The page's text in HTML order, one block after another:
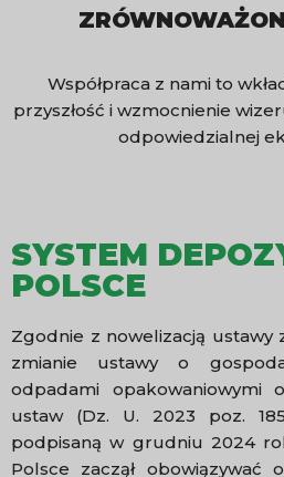
Współpraca z nami to
przyszłość i wzmocnienie
odpowiedzialnej
SYSTEM
POLSCE
Zgodnie z nowelizacją ustawy
zmianie ustawy o
odpadami opakowaniowymi
ustaw (Dz. U. 2023 poz.
podpisaną w grudniu 2024
Polsce zaczął obowiązywać